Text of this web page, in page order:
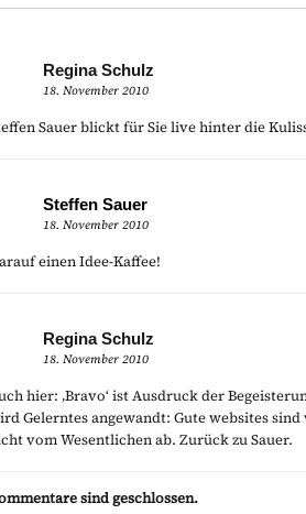
Regina Schulz
18. November 2010
Sauer blickt für Sie live hinter die
Steffen Sauer
18. November 2010
einen Idee-Kaffee!
Regina Schulz
18. November 2010
hier: ‚Bravo‘ ist Ausdruck der
Gelerntes angewandt: Gute websites
vom Wesentlichen ab. Zurück zu Sauer.
sind geschlossen.